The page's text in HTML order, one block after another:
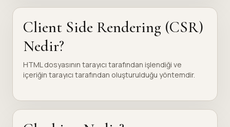
Client Side Rendering (CSR)
Nedir?
HTML dosyasının tarayıcı tarafından işlendiği ve
içeriğin tarayıcı tarafından oluşturulduğu yöntemdir.